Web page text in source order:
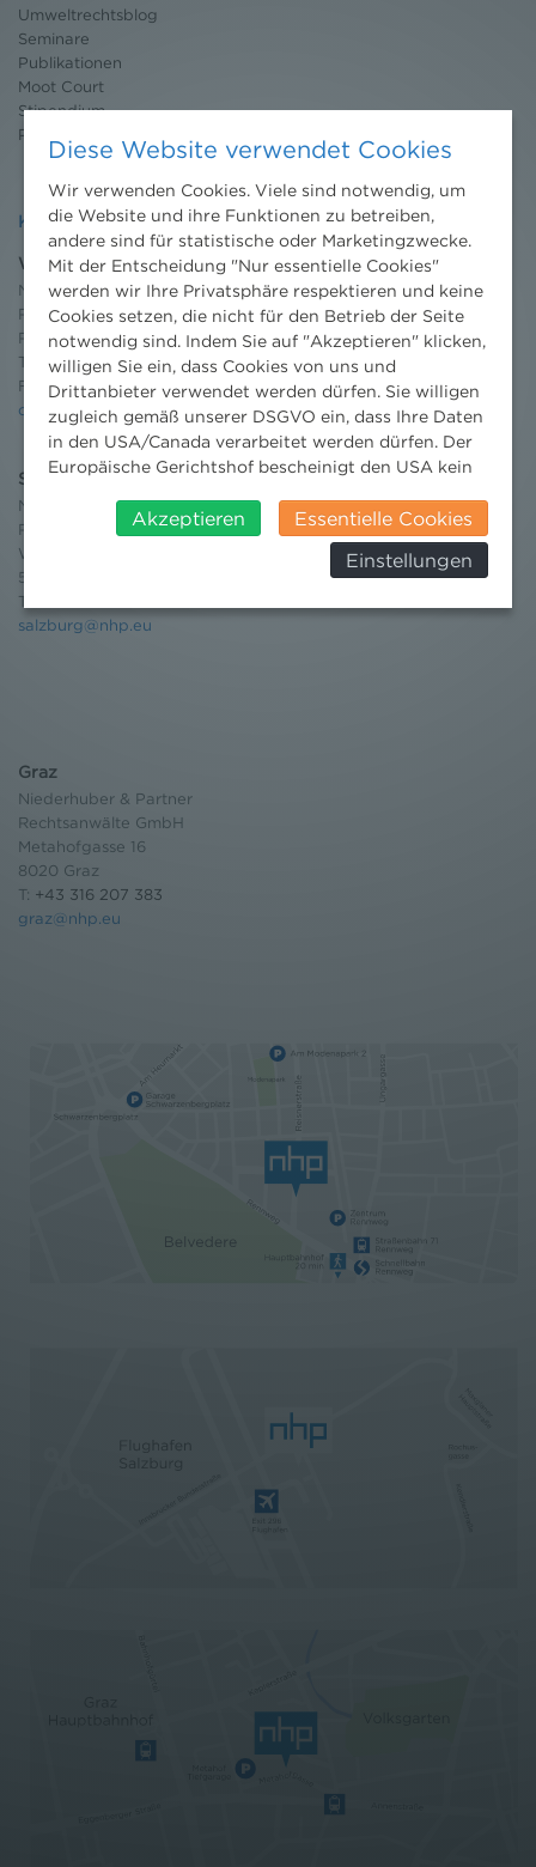
Umweltrechtsblog
Seminare
Publikationen
Moot Court
Stipendium
Pressebereich
Kontakt
Wien
Niederhuber & Partner
Rechtsanwälte GmbH
Reisnerstraße 53, 1030 Wien
T:
+43 1 513 21 24-0
F: +43 1 513 21 24-300
office@nhp.eu
Salzburg
Niederhuber & Partner
Rechtsanwälte GmbH
Wilhelm-Spazier-Straße 2a
5020 Salzburg
T:
salzburg@nhp.eu
Graz
Niederhuber & Partner
Rechtsanwälte GmbH
Metahofgasse 16
8020 Graz
T: +43 316 207 383
graz@nhp.eu
Diese Website verwendet Cookies
Wir verwenden Cookies. Viele sind notwendig, um
die Website und ihre Funktionen zu betreiben,
andere sind für statistische oder Marketingzwecke.
Mit der Entscheidung "Nur essentielle Cookies"
werden wir Ihre Privatsphäre respektieren und keine
Cookies setzen, die nicht für den Betrieb der Seite
notwendig sind. Indem Sie auf "Akzeptieren" klicken,
willigen Sie ein, dass Cookies von uns und
Drittanbieter verwendet werden dürfen. Sie willigen
zugleich gemäß unserer DSGVO ein, dass Ihre Daten
in den USA/Canada verarbeitet werden dürfen. Der
Europäische Gerichtshof bescheinigt den USA kein
insbesondere das Risiko, dass ihre Daten durch US-
Behörden, zu Kontroll- und zu
Überwachungszwecken, verarbeitet werden und
werden können. Zudem finden Sie am
Akzeptieren
Essentielle Cookies
Einstellungen